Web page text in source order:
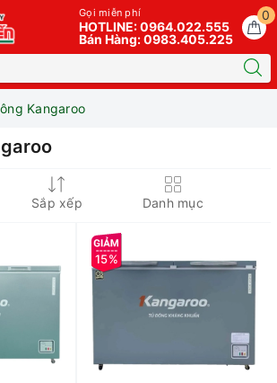
0
Gọi miễn phí
HOTLINE: 0964.022.555
Bán Hàng: 0983.405.225
Kangaroo
Sắp xếp Danh mục
15%